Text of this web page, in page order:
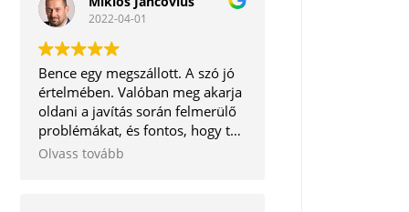
2022-04-01
Bence egy megszállott. A szó jó
értelmében. Valóban meg akarja
oldani a javítás során felmerülő
problémákat, és fontos, hogy te,
mint ügyfél ne távozz tőle
Olvass tovább